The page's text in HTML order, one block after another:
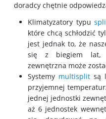
doradcy chętnie
Klimatyzatory typu
które chcą schłodzić
jest jednak to, że
się z biegiem lat,
zewnętrzna może
Systemy multisplit są
przyjemnej
jednej jednostki
aż 6 jednostek